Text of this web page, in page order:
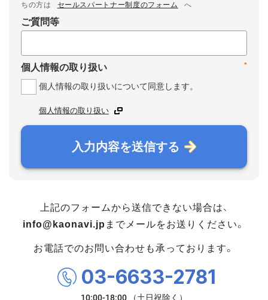
ちの方は
セールスパートナー制度のフォーム へ
ご質問等
*
個人情報の取り扱い
個人情報の取り扱いについて同意します。
個人情報の取り扱い
入力内容を送信する
上記のフォームから送信できない場合は、
info@kaonavi.jp までメールをお送りください。
お電話でのお問い合わせも承っております。
03-6633-2781